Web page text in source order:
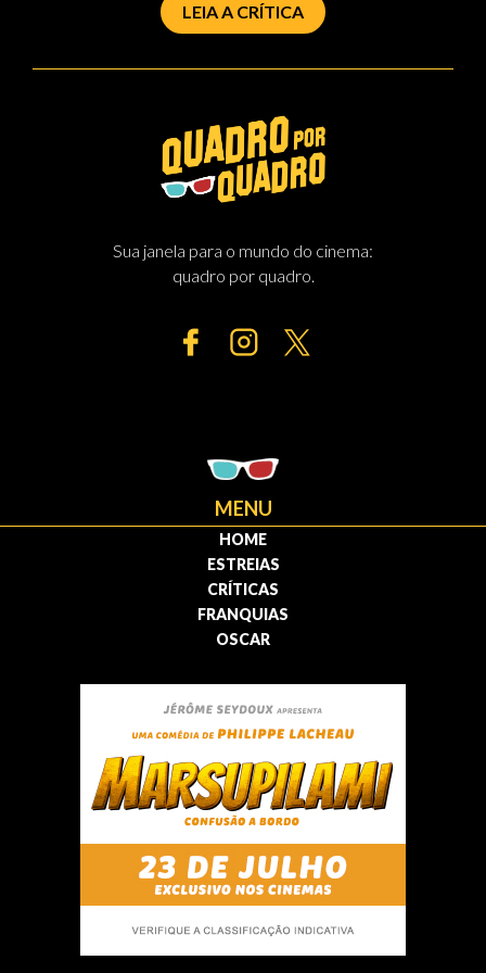
LEIA A CRÍTICA
Sua janela para o mundo do cinema:
quadro por quadro.
MENU
HOME
ESTREIAS
CRÍTICAS
FRANQUIAS
OSCAR